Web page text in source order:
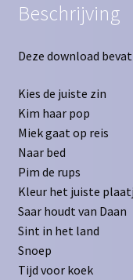
Beschrijving
Deze download
Kies de juiste zin
Kim haar pop
Miek gaat op reis
Naar bed
Pim de rups
Kleur het juiste
Saar houdt van Daan
Sint in het land
Snoep
Tijd voor koek